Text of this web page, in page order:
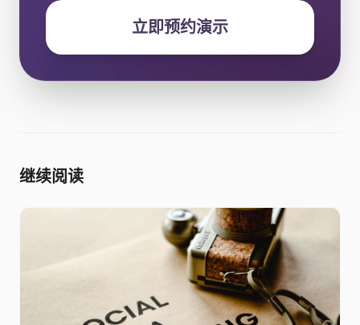
立即预约演示
继续阅读